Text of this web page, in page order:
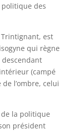
des
Trintignant, est
qui règne
descendant
(campé
l’ombre, celui
la politique
président